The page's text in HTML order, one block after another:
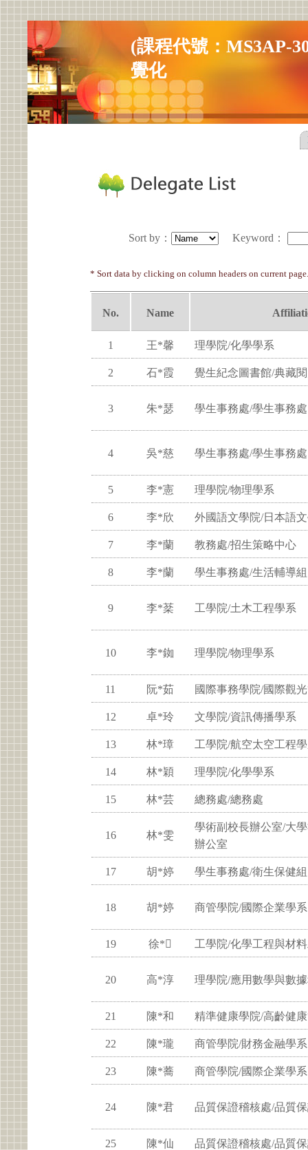
(課程代號：MS3AP-
覺化
Sort by： Keyword ：
* Sort data by clicking on column headers on current page.
No. Name
1 王*馨 理學院/化學學系
2 石*霞 覺生紀念圖書館/典藏
3 朱*瑟 學生事務處/學生事務處
4 吳*慈 學生事務處/學生事務處
5 李*憲 理學院/物理學系
6 李*欣 外國語文學院/日本語
7 李*蘭 教務處/招生策略中心
8 李*蘭 學生事務處/生活輔導組
9 李*棻 工學院/土木工程學系
10 李*銣 理學院/物理學系
11 阮*茹 國際事務學院/國際觀
12 卓*玲 文學院/資訊傳播學系
13 林*璋 工學院/航空太空工程
14 林*穎 理學院/化學學系
15 林*芸 總務處/總務處
16 林*雯
學術副校長辦公室/大
辦公室
17 胡*婷 學生事務處/衛生保健組
18 胡*婷 商管學院/國際企業學系
19 徐* 工學院/化學工程與材
20 高*淳 理學院/應用數學與數
21 陳*和 精準健康學院/高齡健
22 陳*瓏 商管學院/財務金融學系
23 陳*蕎 商管學院/國際企業學系
24 陳*君 品質保證稽核處/品質
25 陳*仙 品質保證稽核處/品質